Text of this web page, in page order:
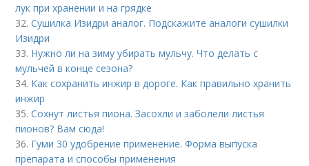
лук при хранении и на грядке
32.Сушилка Изидри аналог. Подскажите аналоги сушилки
Изидри
33. Нужно ли на зиму убирать мульчу. Что делать с
мульчей в конце сезона?
34. Как сохранить инжир в дороге. Как правильно хранить
инжир
35.Сохнут листья пиона. Засохли и заболели листья
пионов? Вам сюда!
36. Гуми 30 удобрение применение. Форма выпуска
препарата и способы применения